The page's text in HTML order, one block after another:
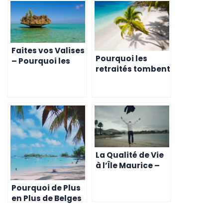
Faites vos Valises
– Pourquoi les
Pourquoi les
retraités tombent
Pourquoi de Plus
en Plus de Belges
La Qualité de Vie
à l’Île Maurice –